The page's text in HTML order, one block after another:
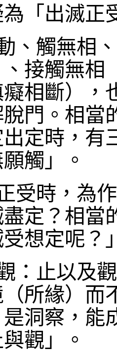
「出滅正
、觸無相
、接觸無
癡相斷）
門。相當
定時，有
觸」。
受時，為
定？相當
想定呢？
：止以及
所緣）而
是洞察，
觀」。